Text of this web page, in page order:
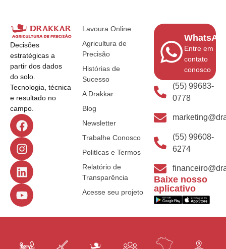
Decisões
estratégicas a
partir dos dados
do solo.
Tecnologia, técnica
e resultado no
campo.
Lavoura Online
Agricultura de
Precisão
Histórias de
Sucesso
A Drakkar
Blog
Newsletter
Trabalhe Conosco
Politícas e Termos
Relatório de
Transparência
Acesse seu projeto
Entre em
contato
conosco
(55) 99683-
0778
(55) 99608-
6274
Baixe nosso
aplicativo